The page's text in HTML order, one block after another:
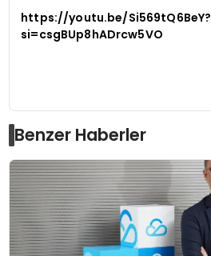
https://youtu.be/Si569tQ6BeY?
si=csgBUp8hADrcw5VO
Benzer Haberler